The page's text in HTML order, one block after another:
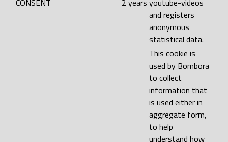
CONSENT 2 years youtube-videos
and registers
anonymous
statistical data.
This cookie is
used by Bombora
to collect
information that
is used either in
aggregate form,
to help
understand how